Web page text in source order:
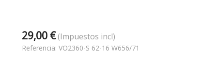
29,00 €(Impuestos incl)
Referencia: VO2360-S 62-16 W656/71